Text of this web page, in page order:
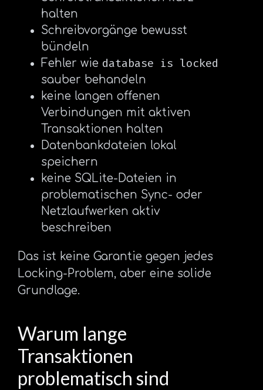
halten
Schreibvorgänge bewusst
bündeln
Fehler wie database is locked
sauber behandeln
keine langen offenen
Verbindungen mit aktiven
Transaktionen halten
Datenbankdateien lokal
speichern
keine SQLite-Dateien in
problematischen Sync- oder
Netzlaufwerken aktiv
beschreiben
Das ist keine Garantie gegen jedes
Locking-Problem, aber eine solide
Grundlage.
Warum lange
Transaktionen
problematisch sind